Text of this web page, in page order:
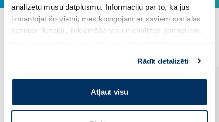
analizētu mūsu datplūsmu. Informāciju par to, kā jūs
izmantojat šo vietni, mēs kopīgojam ar saviem sociālās
saziņas līdzekļu, reklamēšanas un analīzes partneriem,
pakalpojumus. Ja piekrītat šo papildu sīkdatņu
izmantošanai, lūdzu, atzīmējiet savu izvēli:
Rādīt detalizēti
Atļaut visu
Populārākie kategorijā